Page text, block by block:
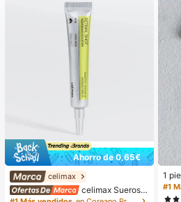
Ahorro de 0,65€
celimax
celimax Sueros y
tratamiento facial
1
r
#1